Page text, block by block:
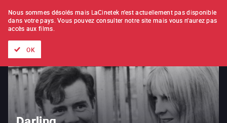
À L'UNITÉ ABONNEMENT
Nous sommes désolés mais LaCinetek n'est actuellement pas disponible
dans votre pays. Vous pouvez consulter notre site mais vous n'aurez pas
accès aux films.
OK